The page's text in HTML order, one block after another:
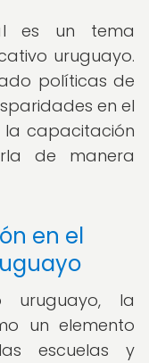
es un tema
uruguayo.
políticas de
en el
capacitación
de manera
en el
uruguayo, la
un elemento
escuelas y